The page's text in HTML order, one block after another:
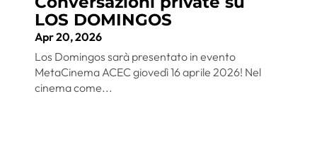
LOS DOMINGOS
Apr 20, 2026
Los Domingos sarà presentato in evento
MetaCinema ACEC giovedì 16 aprile 2026! Nel
cinema come...